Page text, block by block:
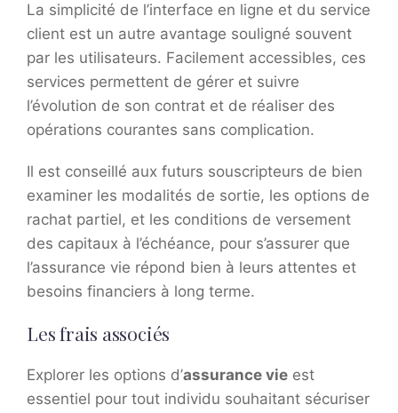
La simplicité de l’interface en ligne et du service
client est un autre avantage souligné souvent
par les utilisateurs. Facilement accessibles, ces
services permettent de gérer et suivre
l’évolution de son contrat et de réaliser des
opérations courantes sans complication.
Il est conseillé aux futurs souscripteurs de bien
examiner les modalités de sortie, les options de
rachat partiel, et les conditions de versement
des capitaux à l’échéance, pour s’assurer que
l’assurance vie répond bien à leurs attentes et
besoins financiers à long terme.
Les frais associés
Explorer les options d’assurance vie est
essentiel pour tout individu souhaitant sécuriser